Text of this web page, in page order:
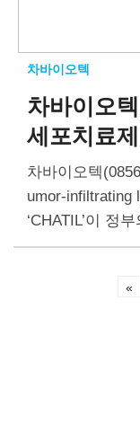
차바이오텍
차바이오
세포치료제
국가신약
선정
차바이오텍
umor-infiltrating
‘CHATIL’이 정
선정됐다. 차바
이터를 확보할«